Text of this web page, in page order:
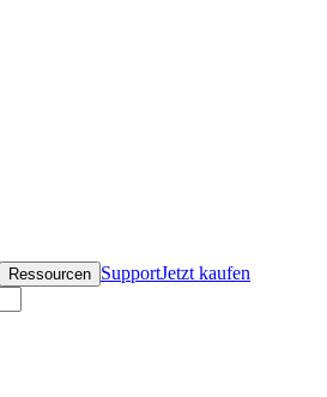
Ressourcen SupportJetzt kaufen